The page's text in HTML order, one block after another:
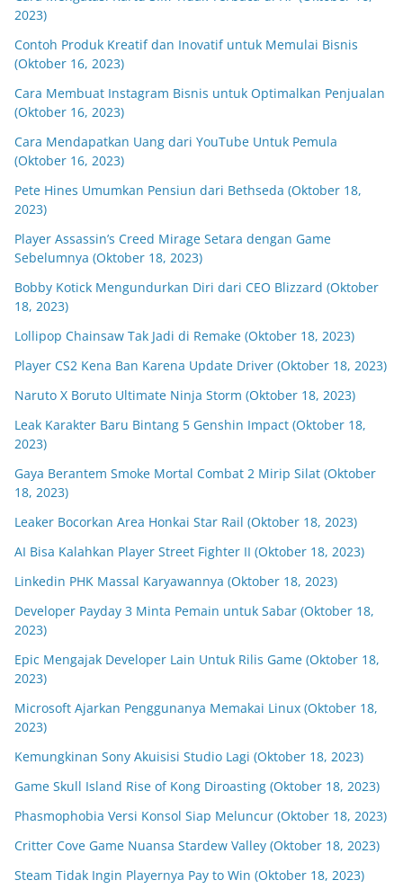
2023)
Contoh Produk Kreatif dan Inovatif untuk Memulai Bisnis
(Oktober 16, 2023)
Cara Membuat Instagram Bisnis untuk Optimalkan Penjualan
(Oktober 16, 2023)
Cara Mendapatkan Uang dari YouTube Untuk Pemula
(Oktober 16, 2023)
Pete Hines Umumkan Pensiun dari Bethseda (Oktober 18,
2023)
Player Assassin’s Creed Mirage Setara dengan Game
Sebelumnya (Oktober 18, 2023)
Bobby Kotick Mengundurkan Diri dari CEO Blizzard (Oktober
18, 2023)
Lollipop Chainsaw Tak Jadi di Remake (Oktober 18, 2023)
Player CS2 Kena Ban Karena Update Driver (Oktober 18, 2023)
Naruto X Boruto Ultimate Ninja Storm (Oktober 18, 2023)
Leak Karakter Baru Bintang 5 Genshin Impact (Oktober 18,
2023)
Gaya Berantem Smoke Mortal Combat 2 Mirip Silat (Oktober
18, 2023)
Leaker Bocorkan Area Honkai Star Rail (Oktober 18, 2023)
AI Bisa Kalahkan Player Street Fighter II (Oktober 18, 2023)
Linkedin PHK Massal Karyawannya (Oktober 18, 2023)
Developer Payday 3 Minta Pemain untuk Sabar (Oktober 18,
2023)
Epic Mengajak Developer Lain Untuk Rilis Game (Oktober 18,
2023)
Microsoft Ajarkan Penggunanya Memakai Linux (Oktober 18,
2023)
Kemungkinan Sony Akuisisi Studio Lagi (Oktober 18, 2023)
Game Skull Island Rise of Kong Diroasting (Oktober 18, 2023)
Phasmophobia Versi Konsol Siap Meluncur (Oktober 18, 2023)
Critter Cove Game Nuansa Stardew Valley (Oktober 18, 2023)
Steam Tidak Ingin Playernya Pay to Win (Oktober 18, 2023)